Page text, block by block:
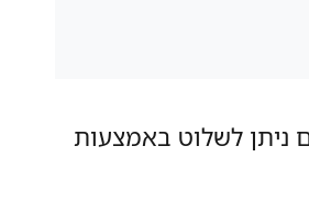
ניתן לשלוט באמצעות